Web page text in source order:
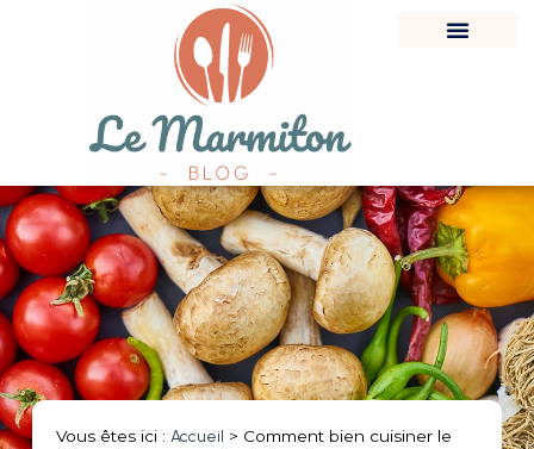
Vous êtes ici : Accueil > Comment bien cuisiner le